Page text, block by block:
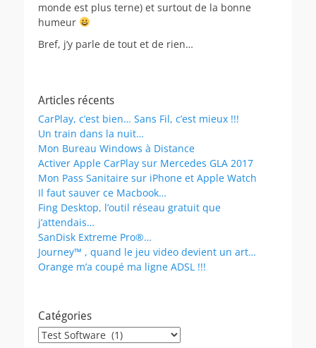
monde est plus terne) et surtout de la bonne
humeur
Bref, j’y parle de tout et de rien…
Articles récents
CarPlay, c’est bien… Sans Fil, c’est mieux !!!
Un train dans la nuit…
Mon Bureau Windows à Distance
Activer Apple CarPlay sur Mercedes GLA 2017
Mon Pass Sanitaire sur iPhone et Apple Watch
Il faut sauver ce Macbook…
Fing Desktop, l’outil réseau gratuit que
j’attendais…
SanDisk Extreme Pro®…
Journey™ , quand le jeu video devient un art…
Orange m’a coupé ma ligne ADSL !!!
Catégories
Catégories